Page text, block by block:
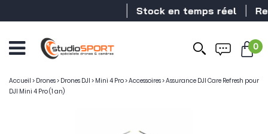
Stock en temps réel
0
Accueil > Drones> Drones DJI > Mini 4 Pro>Accessoires>Assurance DJI Care Refresh pour
DJI Mini 4 Pro (1 an)